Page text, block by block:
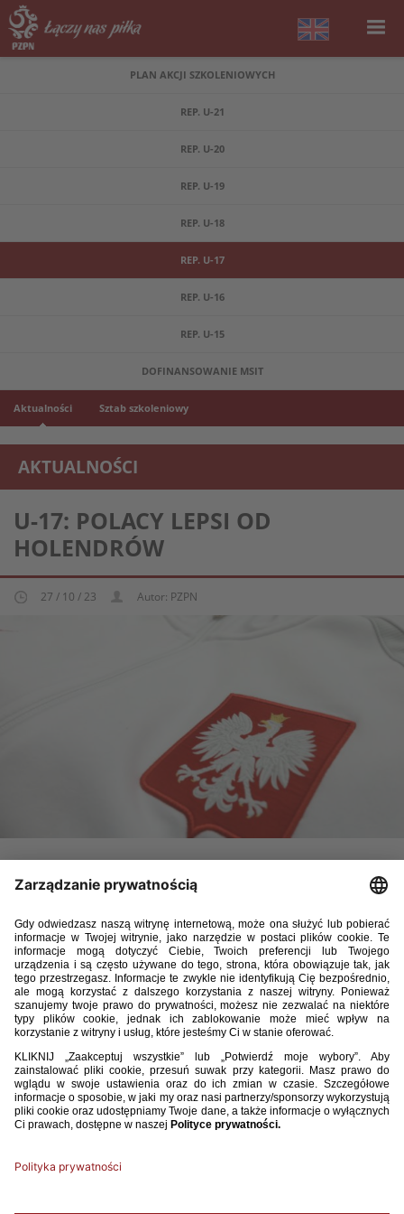
PLAN AKCJI SZKOLENIOWYCH
REP. U-21
REP. U-20
REP. U-19
REP. U-18
REP. U-17
REP. U-16
REP. U-15
DOFINANSOWANIE MSIT
Aktualności Sztab szkoleniowy
AKTUALNOŚCI
REPREZENTACJA MŁODZIEŻOWA U-17
U-17: POLACY LEPSI OD
HOLENDRÓW
27 / 10 / 23 Autor: PZPN
z Holandią w swoim drugim meczu turnieju towarzyskiego
Jakub Adkonis z rzutu karnego oraz Michael Izunwanne.
W poniedziałek Biało-Czerwoni zakończą zmagania
w turnieju starciem z gospodarzami.
Holandia – Polska 1:2 (0:0)
Polska: 1. Mateusz Jeleń – 2. Jakub Jaroszuk (64, 13. Michael
Izunwanne), 16. Bartosz Kriegler, 3. Dawid Szwiec – 17. Dawid Mazurek,
Bartosz Mazurek (64, 5. Kacper Potulski), 15. Igor Draszczyk (64, 4.